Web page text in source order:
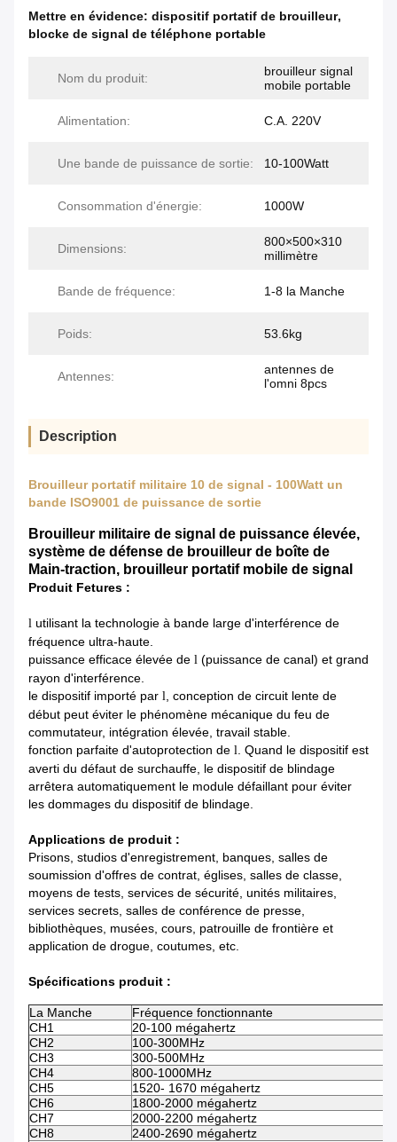
Mettre en évidence: dispositif portatif de brouilleur,
blocke de signal de téléphone portable
Nom du produit:
brouilleur signal
mobile portable
Alimentation: C.A. 220V
Une bande de puissance de sortie: 10-100Watt
Consommation d'énergie: 1000W
Dimensions:
800×500×310
millimètre
Bande de fréquence: 1-8 la Manche
Poids: 53.6kg
Antennes:
antennes de
l'omni 8pcs
Description
Brouilleur portatif militaire 10 de signal - 100Watt un
bande ISO9001 de puissance de sortie
Brouilleur militaire de signal de puissance élevée,
système de défense de brouilleur de boîte de
Main-traction, brouilleur portatif mobile de signal
Produit Fetures :
l utilisant la technologie à bande large d'interférence de
fréquence ultra-haute.
puissance efficace élevée de l (puissance de canal) et grand
rayon d'interférence.
le dispositif importé par l, conception de circuit lente de
début peut éviter le phénomène mécanique du feu de
commutateur, intégration élevée, travail stable.
fonction parfaite d'autoprotection de l. Quand le dispositif est
averti du défaut de surchauffe, le dispositif de blindage
arrêtera automatiquement le module défaillant pour éviter
les dommages du dispositif de blindage.
Applications de produit :
Prisons, studios d'enregistrement, banques, salles de
soumission d'offres de contrat, églises, salles de classe,
moyens de tests, services de sécurité, unités militaires,
services secrets, salles de conférence de presse,
bibliothèques, musées, cours, patrouille de frontière et
application de drogue, coutumes, etc.
Spécifications produit :
La Manche Fréquence fonctionnante
CH1
20-100 mégahertz
CH2
100-300MHz
CH3
300-500MHz
CH4
800-1000MHz
CH5
1520- 1670 mégahertz
CH6
1800-2000 mégahertz
CH7
2000-2200 mégahertz
CH8
2400-2690 mégahertz